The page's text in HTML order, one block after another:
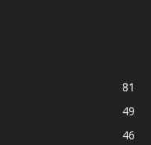
81
49
46